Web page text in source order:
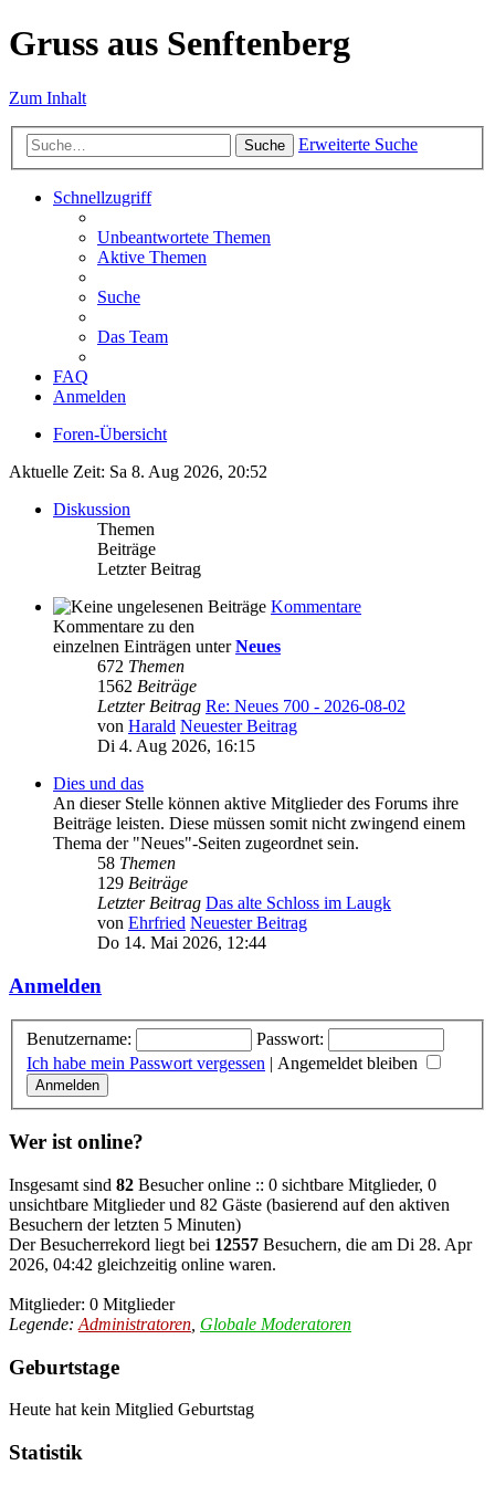
Gruss aus Senftenberg
Zum Inhalt
Suche Erweiterte Suche
Schnellzugriff
Unbeantwortete Themen
Aktive Themen
Suche
Das Team
FAQ
Anmelden
Foren-Übersicht
Aktuelle Zeit: Sa 8. Aug 2026, 20:52
Diskussion
Themen
Beiträge
Letzter Beitrag
Kommentare
Kommentare zu den
einzelnen Einträgen unterNeues
672 Themen
1562 Beiträge
Letzter Beitrag Re: Neues 700 - 2026-08-02
von Harald Neuester Beitrag
Di 4. Aug 2026, 16:15
Dies und das
An dieser Stelle können aktive Mitglieder des Forums ihre
Beiträge leisten. Diese müssen somit nicht zwingend einem
Thema der "Neues"-Seiten zugeordnet sein.
58 Themen
129 Beiträge
Letzter Beitrag Das alte Schloss im Laugk
von Ehrfried Neuester Beitrag
Do 14. Mai 2026, 12:44
Anmelden
Benutzername:
Passwort:
Ich habe mein Passwort vergessen | Angemeldet bleiben
Wer ist online?
Insgesamt sind 82 Besucher online :: 0 sichtbare Mitglieder, 0
unsichtbare Mitglieder und 82 Gäste (basierend auf den aktiven
Besuchern der letzten 5 Minuten)
Der Besucherrekord liegt bei 12557 Besuchern, die am Di 28. Apr
2026, 04:42 gleichzeitig online waren.
Mitglieder: 0 Mitglieder
Legende: Administratoren Globale Moderatoren
Geburtstage
Heute hat kein Mitglied Geburtstag
Statistik